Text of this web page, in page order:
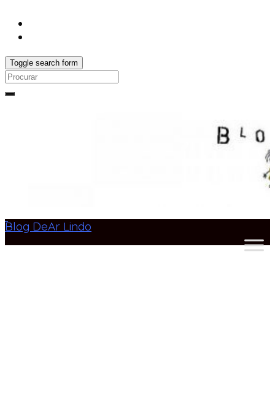
Toggle search form
Search
Blog DeAr Lindo